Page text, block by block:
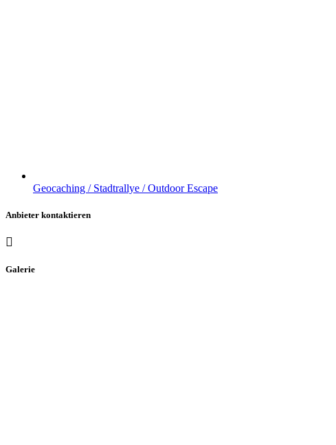
Geocaching / Stadtrallye / Outdoor Escape
Anbieter kontaktieren
Galerie